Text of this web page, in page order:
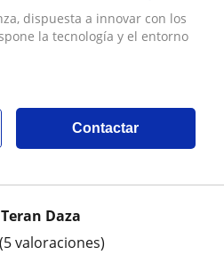
y docencia
dispuesta a innovar con los
la tecnología y el entorno
Contactar
Daza
(5 valoraciones)